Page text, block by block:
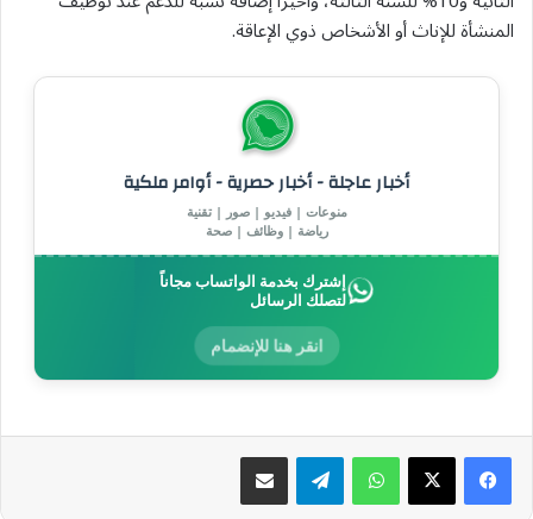
المنشأة للإناث أو الأشخاص ذوي الإعاقة.
أخبار عاجلة - أخبار حصرية - أوامر ملكية
منوعات | فيديو | صور | تقنية
رياضة | وظائف | صحة
إشترك بخدمة الواتساب مجاناً
لتصلك الرسائل
انقر هنا للإنضمام
واتسابتيلقرام مشاركة عبر البريد